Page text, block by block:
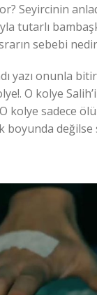
Seyircinin
tutarlı
sebebi
yazı onunla
O kolye
kolye sadece
boyunda